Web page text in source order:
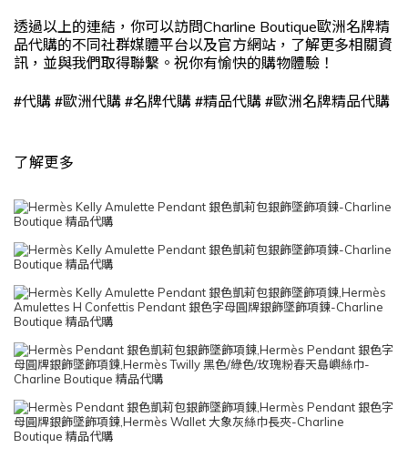
透過以上的連結，你可以訪問Charline Boutique歐洲名牌精
品代購的不同社群媒體平台以及官方網站，了解更多相關資
訊，並與我們取得聯繫。祝你有愉快的購物體驗！
#代購 #歐洲代購 #名牌代購 #精品代購 #歐洲名牌精品代購
了解更多